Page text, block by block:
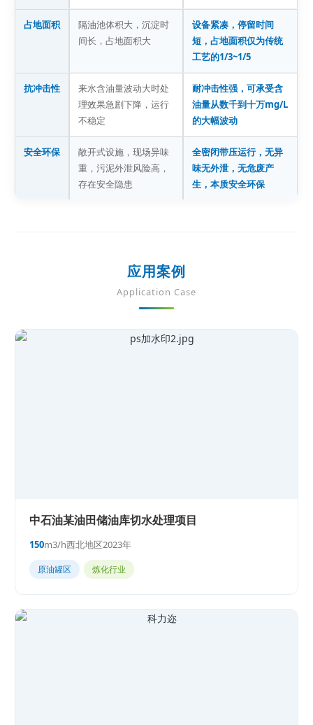
占地面积
隔油池体积大，沉淀时
间长，占地面积大
设备紧凑，停留时间
短，占地面积仅为传统
工艺的1/3~1/5
抗冲击性
来水含油量波动大时处
理效果急剧下降，运行
不稳定
耐冲击性强，可承受含
油量从数千到十万mg/L
的大幅波动
安全环保
敞开式设施，现场异味
重，污泥外泄风险高，
存在安全隐患
全密闭带压运行，无异
味无外泄，无危废产
生，本质安全环保
应用案例
Application Case
中石油某油田储油库切水处理项目
150m3/h西北地区2023年
原油罐区 炼化行业